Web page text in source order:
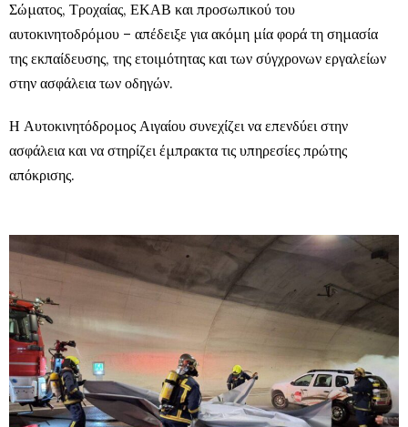
Σώματος, Τροχαίας, ΕΚΑΒ και προσωπικού του
αυτοκινητοδρόμου – απέδειξε για ακόμη μία φορά τη σημασία
της εκπαίδευσης, της ετοιμότητας και των σύγχρονων εργαλείων
στην ασφάλεια των οδηγών.
Η Αυτοκινητόδρομος Αιγαίου συνεχίζει να επενδύει στην
ασφάλεια και να στηρίζει έμπρακτα τις υπηρεσίες πρώτης
απόκρισης.